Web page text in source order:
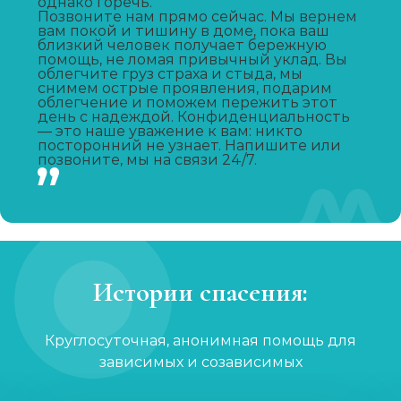
от 2 150 ₽ Записаться
Капельница от запоя
от 1 450 ₽ Записаться
Капельница от похмелья
от 1 100 ₽
Кодирование уколом
от 2 150 ₽ Записаться
Позвоните нам прямо сейчас. Мы вернем
вам покой и тишину в доме, пока ваш
близкий человек получает бережную
помощь, не ломая привычный уклад. Вы
облегчите груз страха и стыда, мы
снимем острые проявления, подарим
облегчение и поможем пережить этот
день с надеждой. Конфиденциальность
— это наше уважение к вам: никто
посторонний не узнает. Напишите или
позвоните, мы на связи 24/7.
Истории спасения:
Круглосуточная, анонимная помощь для
зависимых и созависимых